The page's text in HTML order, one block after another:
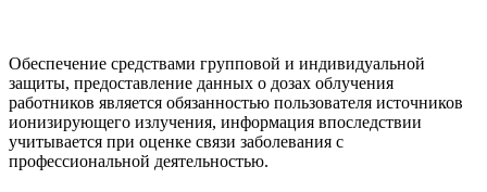
Обеспечение средствами групповой и индивидуальной
защиты, предоставление данных о дозах облучения
работников является обязанностью пользователя источников
ионизирующего излучения, информация впоследствии
учитывается при оценке связи заболевания с
профессиональной деятельностью.